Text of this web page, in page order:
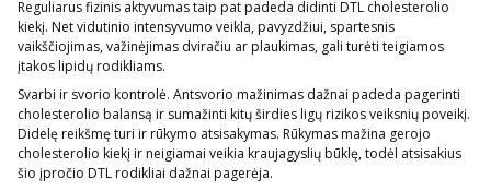
Reguliarus fizinis aktyvumas taip pat padeda didinti DTL cholesterolio
kiekį. Net vidutinio intensyvumo veikla, pavyzdžiui, spartesnis
vaikščiojimas, važinėjimas dviračiu ar plaukimas, gali turėti teigiamos
įtakos lipidų rodikliams.
Svarbi ir svorio kontrolė. Antsvorio mažinimas dažnai padeda pagerinti
cholesterolio balansą ir sumažinti kitų širdies ligų rizikos veiksnių poveikį.
Didelę reikšmę turi ir rūkymo atsisakymas. Rūkymas mažina gerojo
cholesterolio kiekį ir neigiamai veikia kraujagyslių būklę, todėl atsisakius
šio įpročio DTL rodikliai dažnai pagerėja.